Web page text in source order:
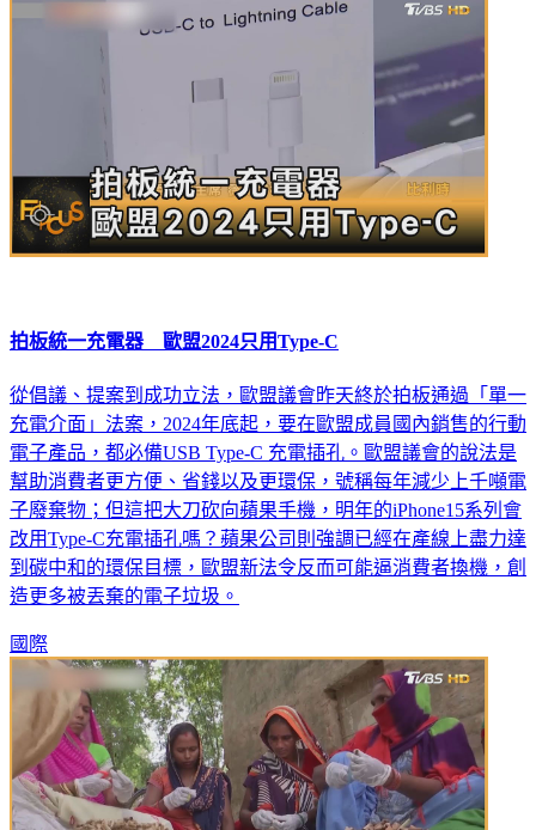
拍板統一充電器 歐盟2024只用Type-C
從倡議、提案到成功立法，歐盟議會昨天終於拍板通過「單一
充電介面」法案，2024年底起，要在歐盟成員國內銷售的行動
電子產品，都必備USB Type-C 充電插孔。歐盟議會的說法是
幫助消費者更方便、省錢以及更環保，號稱每年減少上千噸電
子廢棄物；但這把大刀砍向蘋果手機，明年的iPhone15系列會
改用Type-C充電插孔嗎？蘋果公司則強調已經在產線上盡力達
到碳中和的環保目標，歐盟新法令反而可能逼消費者換機，創
造更多被丟棄的電子垃圾。
國際